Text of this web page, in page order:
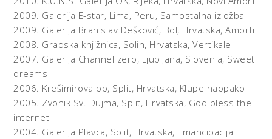
od 1997. do 1999. godine. Rješavajući primarni slikarski
problem - odnos dviju obojanih ploha koje su ostale na
platnu kao apstrahirani odjek početnog realističkog
motiva horizonta između površina mora i neba, i njihovih
beskonačnih varijacijama uvjetovanih promjenom
dnevnog svjetla - umjetnik je uljem na platnu naslikao
tridesetak slika. U pokušaju harmonizacije slike Pagar je,
jedan preko drugoga, nanosio nekoliko slojeva različitih
boja. Organski materijal kojim je radio dugo se sušio,
vrijeme i proces slikanja - višegodišnji proces u kojem se
2009. Galerija E-star, Lima, Peru, Samostalna izložba
2009. Galerija Branislav Dešković, Bol, Hrvatska,Amorfi
2008. Gradska knjižnica, Solin, Hrvatska,Vertikale
2007. Galerija Channel zero, Ljubljana, Slovenia, Sweet
dreams
2006. Krešimirova bb, Split, Hrvatska, Klupe naopako
2005. Zvonik Sv. Dujma, Split, Hrvatska, God bless the
internet
2004. Galerija Plavca, Split, Hrvatska, Emancipacija